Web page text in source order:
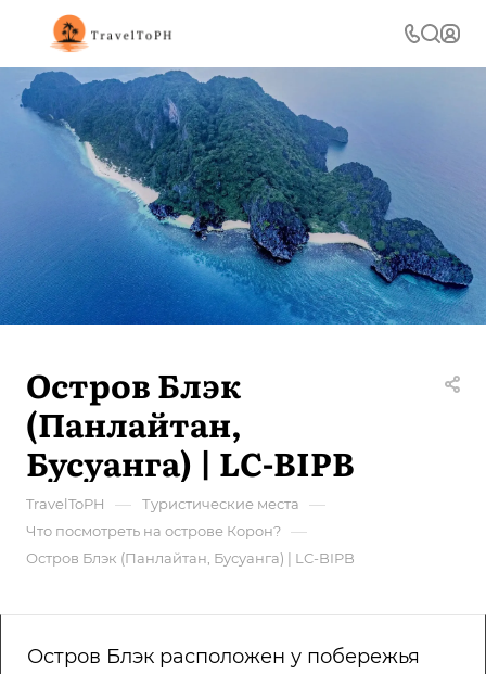
Остров Блэк
(Панлайтан,
Бусуанга) | LC-BIPB
TravelToPH — Туристические места —
Что посмотреть на острове Корон? —
Остров Блэк (Панлайтан, Бусуанга) | LC-BIPB
Остров Блэк расположен у побережья